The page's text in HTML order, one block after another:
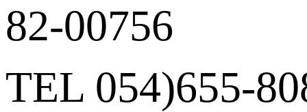
82-00756
TEL 054)655-